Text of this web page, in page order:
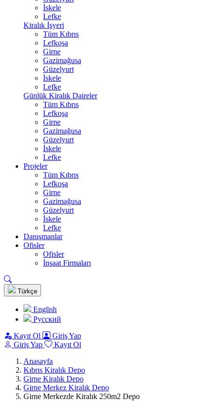
İskele
Lefke
Kiralık İşyeri
Tüm Kıbrıs
Lefkoşa
Girne
Gazimağusa
Güzelyurt
İskele
Lefke
Günlük Kiralık Daireler
Tüm Kıbrıs
Lefkoşa
Girne
Gazimağusa
Güzelyurt
İskele
Lefke
Projeler
Tüm Kıbrıs
Lefkoşa
Girne
Gazimağusa
Güzelyurt
İskele
Lefke
Danışmanlar
Ofisler
Ofisler
İnşaat Firmaları
Türkçe
English
Pусский
Kayıt Ol
Giriş Yap
Giriş Yap
Kayıt Ol
Anasayfa
Kıbrıs Kiralık Depo
Girne Kiralık Depo
Girne Merkez Kiralık Depo
Girne Merkezde Kiralık 250m2 Depo